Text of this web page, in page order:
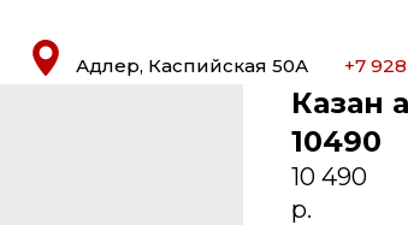
Адлер, Каспийская 50А +7
Казан
10490
10 490
р.